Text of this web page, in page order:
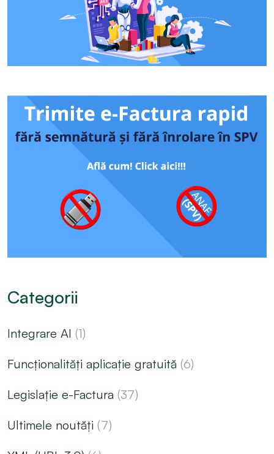
Categorii
Integrare AI (1)
Funcționalități aplicație gratuită (6)
Legislație e-Factura (37)
Ultimele noutăți (7)